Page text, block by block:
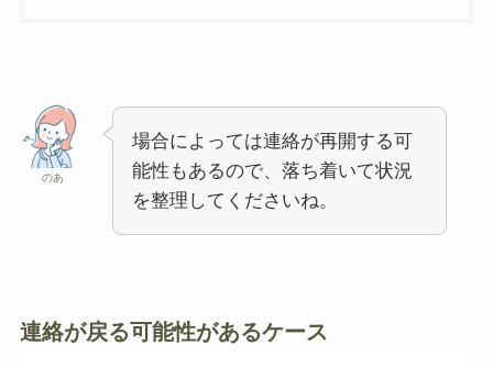
のあ
場合によっては連絡が再開する可
能性もあるので、落ち着いて状況
を整理してくださいね。
連絡が戻る可能性があるケース